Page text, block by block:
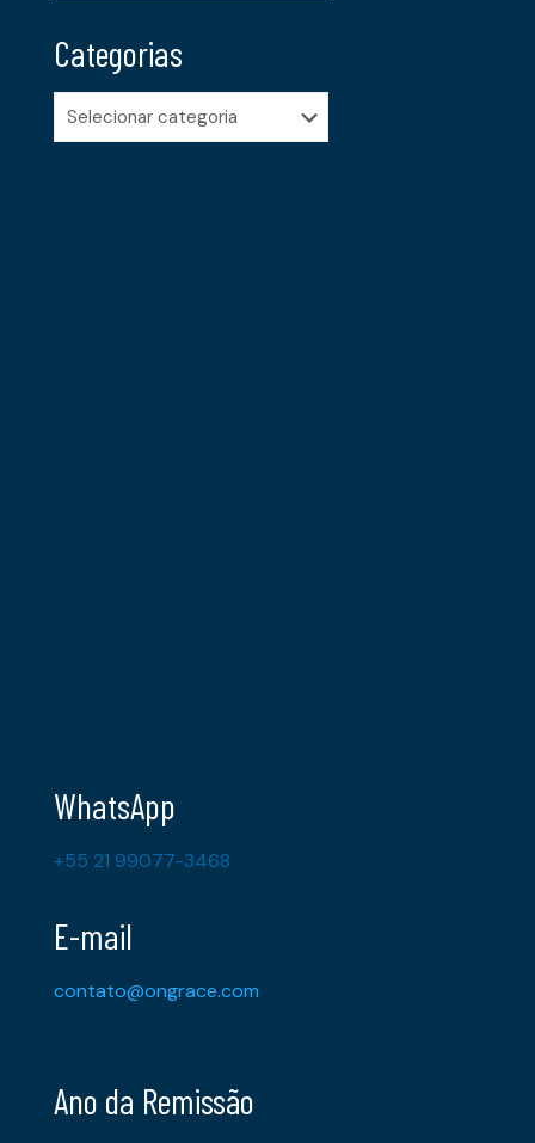
Categorias
Categorias
WhatsApp
+55 21 99077-3468
E-mail
contato@ongrace.com
Ano da Remissão